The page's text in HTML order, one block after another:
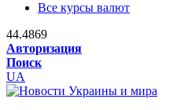
Все курсы валют
44.4869
Авторизация
Поиск
UA